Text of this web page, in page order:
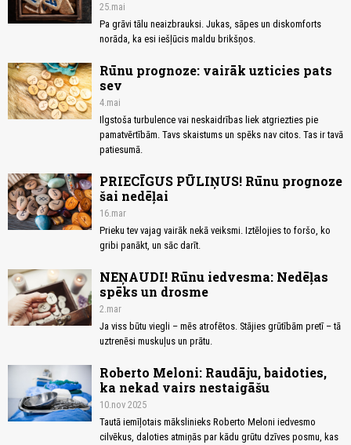
25.mai
Pa grāvi tālu neaizbrauksi. Jukas, sāpes un diskomforts
norāda, ka esi iešļūcis maldu brikšņos.
Rūnu prognoze: vairāk uzticies pats
sev
4.mai
Ilgstoša turbulence vai neskaidrības liek atgriezties pie
pamatvērtībām. Tavs skaistums un spēks nav citos. Tas ir tavā
patiesumā.
PRIECĪGUS PŪLIŅUS! Rūnu prognoze
šai nedēļai
16.mar
Prieku tev vajag vairāk nekā veiksmi. Iztēlojies to foršo, ko
gribi panākt, un sāc darīt.
NEŅAUDI! Rūnu iedvesma: Nedēļas
spēks un drosme
2.mar
Ja viss būtu viegli – mēs atrofētos. Stājies grūtībām pretī – tā
uztrenēsi muskuļus un prātu.
Roberto Meloni: Raudāju, baidoties,
ka nekad vairs nestaigāšu
10.nov 2025
Tautā iemīļotais mākslinieks Roberto Meloni iedvesmo
cilvēkus, daloties atmiņās par kādu grūtu dzīves posmu, kas